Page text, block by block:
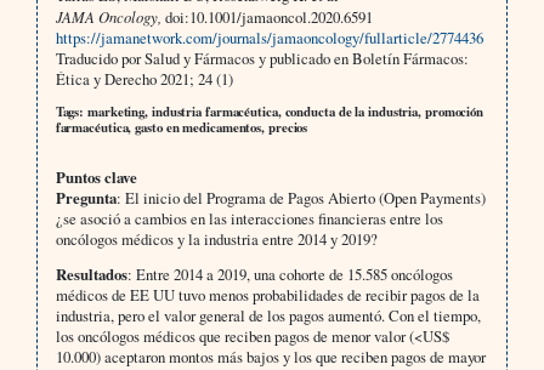
JAMA Oncology, doi:10.1001/jamaoncol.2020.6591
https://jamanetwork.com/journals/jamaoncology/fullarticle/2774436
Traducido por Salud y Fármacos y publicado en Boletín Fármacos:
Ética y Derecho 2021; 24 (1)
Tags: marketing, industria farmacéutica, conducta de la industria, promoción
farmacéutica, gasto en medicamentos, precios
Puntos clave
Pregunta: El inicio del Programa de Pagos Abierto (Open Payments)
¿se asoció a cambios en las interacciones financieras entre los
oncólogos médicos y la industria entre 2014 y 2019?
Resultados: Entre 2014 a 2019, una cohorte de 15.585 oncólogos
médicos de EE UU tuvo menos probabilidades de recibir pagos de la
industria, pero el valor general de los pagos aumentó. Con el tiempo,
los oncólogos médicos que reciben pagos de menor valor (<US$
10.000) aceptaron montos más bajos y los que reciben pagos de mayor